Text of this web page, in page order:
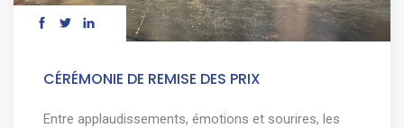
CÉRÉMONIE DE REMISE DES PRIX
Entre applaudissements, émotions et sourires, les